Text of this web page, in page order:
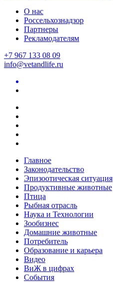
О нас
Россельхознадзор
Партнеры
Рекламодателям
+7 967 133 08 09
info@vetandlife.ru
Главное
Законодательство
Эпизоотическая ситуация
Продуктивные животные
Птица
Рыбная отрасль
Наука и Технологии
Зообизнес
Домашние животные
Потребитель
Образование и карьера
Видео
ВиЖ в цифрах
События